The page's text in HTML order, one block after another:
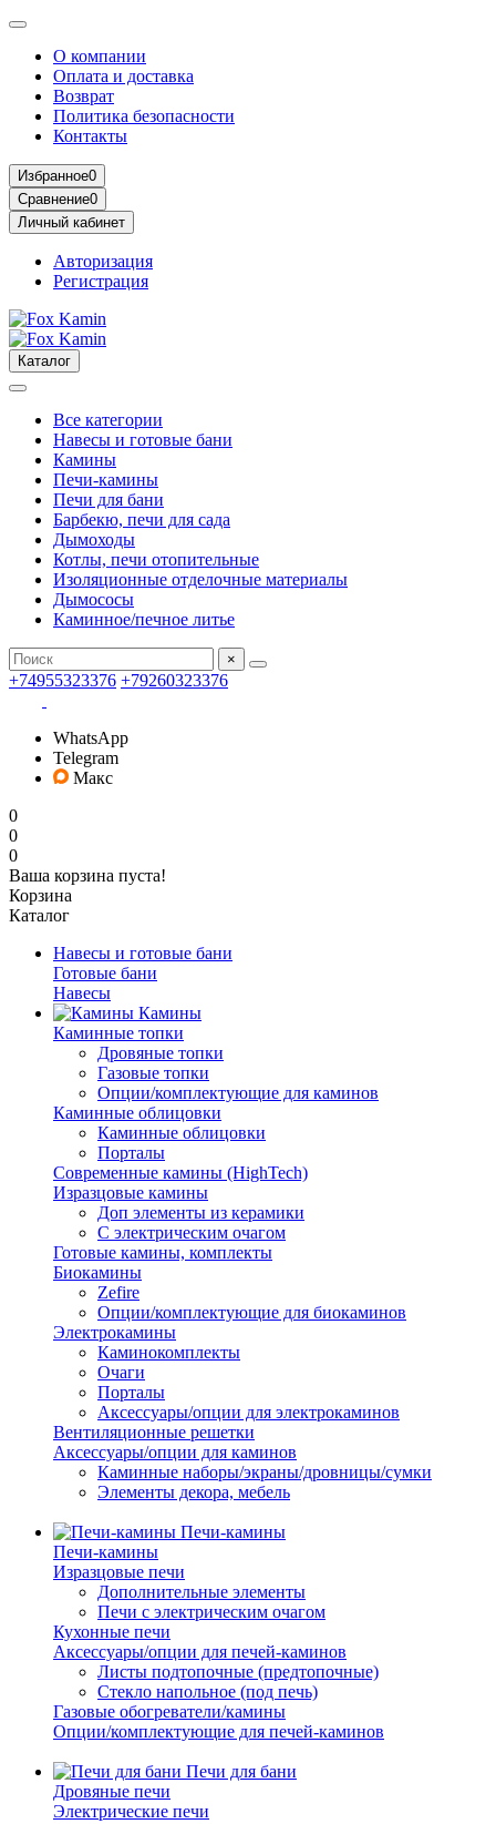
О компании
Оплата и доставка
Возврат
Политика безопасности
Контакты
Избранное0
Сравнение0
Личный кабинет
Авторизация
Регистрация
Каталог
Все категории
Навесы и готовые бани
Камины
Печи-камины
Печи для бани
Барбекю, печи для сада
Дымоходы
Котлы, печи отопительные
Изоляционные отделочные материалы
Дымососы
Каминное/печное литье
×
+74955323376 +79260323376
WhatsApp
Telegram
Макс
0
0
0
Ваша корзина пуста!
Корзина
Каталог
Навесы и готовые бани
Готовые бани
Навесы
Камины
Каминные топки
Дровяные топки
Газовые топки
Опции/комплектующие для каминов
Каминные облицовки
Каминные облицовки
Порталы
Современные камины (HighTech)
Изразцовые камины
Доп элементы из керамики
С электрическим очагом
Готовые камины, комплекты
Биокамины
Zefire
Опции/комплектующие для биокаминов
Электрокамины
Каминокомплекты
Очаги
Порталы
Аксессуары/опции для электрокаминов
Вентиляционные решетки
Аксессуары/опции для каминов
Каминные наборы/экраны/дровницы/сумки
Элементы декора, мебель
Печи-камины
Печи-камины
Изразцовые печи
Дополнительные элементы
Печи с электрическим очагом
Кухонные печи
Аксессуары/опции для печей-каминов
Листы подтопочные (предтопочные)
Стекло напольное (под печь)
Газовые обогреватели/камины
Опции/комплектующие для печей-каминов
Печи для бани
Дровяные печи
Электрические печи